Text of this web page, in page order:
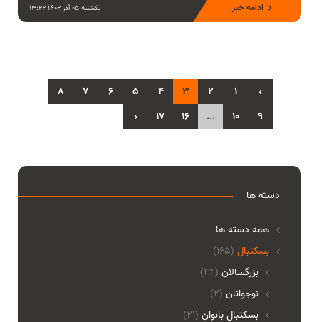
یکشنبه 05 آذر 1402 13:22 ادامه خبر
‹
1
2
3
4
5
6
7
8
9
10
...
16
17
›
دسته ها
همه دسته ها
(165) بسکتبال
بزرگسالان (44)
نوجوانان (2)
بسکتبال بانوان (21)